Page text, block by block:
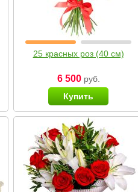
25 красных роз (40 см)
6 500руб.
Купить